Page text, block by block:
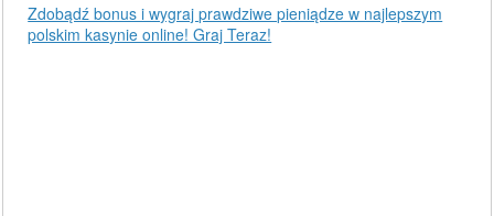
Zdobądź bonus i wygraj prawdziwe pieniądze w najlepszym
polskim kasynie online! Graj Teraz!